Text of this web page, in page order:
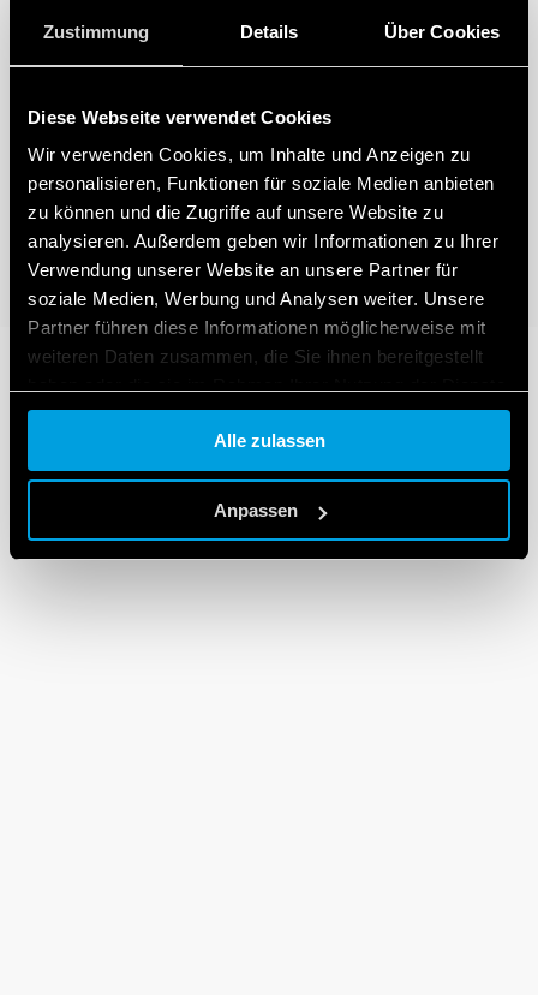
Zustimmung Details Über Cookies
Diese Webseite verwendet Cookies
Wir verwenden Cookies, um Inhalte und Anzeigen zu
personalisieren, Funktionen für soziale Medien anbieten
zu können und die Zugriffe auf unsere Website zu
analysieren. Außerdem geben wir Informationen zu Ihrer
Verwendung unserer Website an unsere Partner für
soziale Medien, Werbung und Analysen weiter. Unsere
Partner führen diese Informationen möglicherweise mit
weiteren Daten zusammen, die Sie ihnen bereitgestellt
gesammelt haben.
Cookie policy.
Alle zulassen
Anpassen